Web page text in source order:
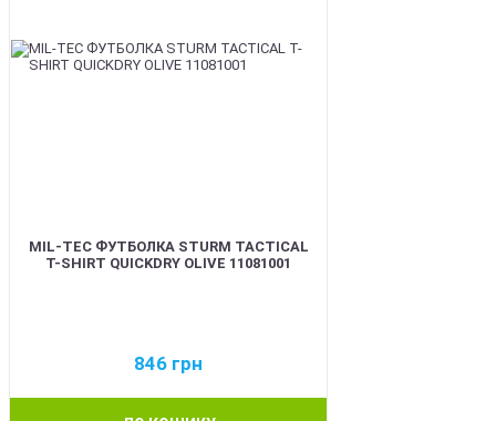
MIL-TEC ФУТБОЛКА STURM TACTICAL
T-SHIRT QUICKDRY OLIVE 11081001
846 грн